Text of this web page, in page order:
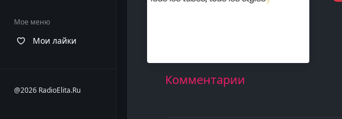
Мое меню
Мои лайки
@2026 RadioElita.Ru
Комментарии